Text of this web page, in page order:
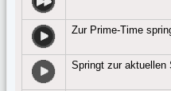
Zur Prime-Time
Springt zur aktuellen